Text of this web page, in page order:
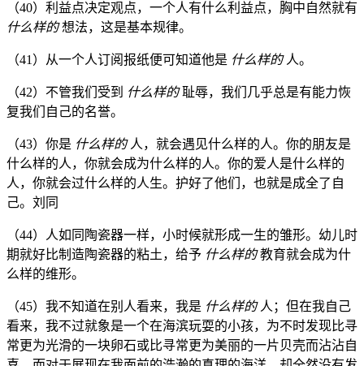
（40）利益点决定观点，一个人有什么利益点，胸中自然就有
什么样的想法，这是基本规律。
（41）从一个人订阅报纸便可知道他是 什么样的 人。
（42）不管我们受到 什么样的耻辱，我们几乎总是有能力恢
复我们自己的名誉。
（43）你是 什么样的 人，就会遇见什么样的人。你的朋友是
什么样的人，你就会成为什么样的人。你的爱人是什么样的
人，你就会过什么样的人生。护好了他们，也就是成全了自
己。刘同
（44）人如同陶瓷器一样，小时候就形成一生的雏形。幼儿时
期就好比制造陶瓷器的粘土，给予 什么样的教育就会成为什
么样的维形。
（45）我不知道在别人看来，我是 什么样的 人；但在我自己
看来，我不过就象是一个在海滨玩耍的小孩，为不时发现比寻
常更为光滑的一块卵石或比寻常更为美丽的一片贝壳而沾沾自